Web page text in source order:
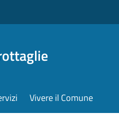
Vivere il Comune